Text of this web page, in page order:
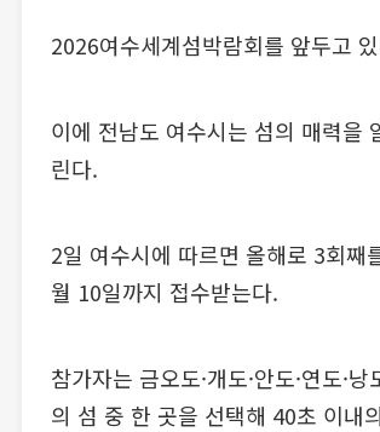
2026여수세계섬박람회를 앞두고
이에 전남도 여수시는 섬의 매력을
린다.
2일 여수시에 따르면 올해로 3회
월 10일까지 접수받는다.
참가자는 금오도·개도·안도·연도·
의 섬 중 한 곳을 선택해 40초 이내